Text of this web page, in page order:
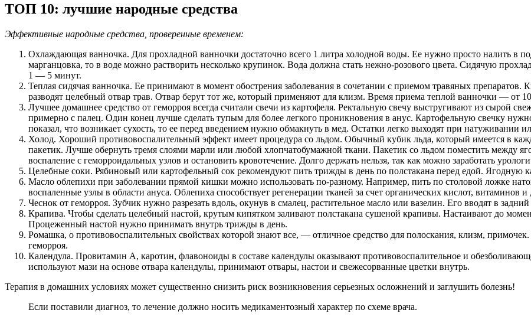
ТОП 10: лучшие народные средства
Эффективные народные средства, проверенные временем:
Охлаждающая ванночка. Для прохладной ванночки достаточно всего 1 литра холодной воды. Ее нужно просто налить в
марганцовка, то в воде можно растворить несколько крупинок. Вода должна стать нежно-розового цвета. Сидячую
1 — 5 минут.
Теплая сидячая ванночка. Ее принимают в момент обострения заболевания в сочетании с приемом травяных
разводят целебный отвар трав. Отвар берут тот же, который применяют для клизм. Время приема теплой ванночки — от
Лучшее домашнее средство от геморроя всегда считали свечи из картофеля. Ректальную свечу выстругивают из сырой
примерно с палец. Один конец лучше сделать тупым для более легкого проникновения в анус. Картофельную свечку
показал, что возникает сухость, то ее перед введением нужно обмакнуть в мед. Остатки легко выходят при натуживании
Холод. Хороший противовоспалительный эффект имеет процедура со льдом. Обычный кубик льда, который имеется в
пакетик. Лучше обернуть тремя слоями марли или любой хлопчатобумажной ткани. Пакетик со льдом поместить между
воспаление с геморроидальных узлов и остановить кровотечение. Долго держать нельзя, так как можно заработать
Целебные соки. Рябиновый или картофельный сок рекомендуют пить трижды в день по полстакана перед едой. Ягодную
Масло облепихи при заболевании прямой кишки можно использовать по-разному. Например, пить по столовой ложке
воспаленные узлы в области ануса. Облепиха способствует регенерации тканей за счет органических кислот, витаминов
Чеснок от геморроя. Зубчик нужно разрезать вдоль, окунув в смалец, растительное масло или вазелин. Его вводят в
Крапива. Чтобы сделать целебный настой, крутым кипятком заливают полстакана сушеной крапивы. Настаивают до
Процеженный настой нужно принимать внутрь трижды в день.
Ромашка, о противовоспалительных свойствах которой знают все, — отличное средство для полоскания, клизм,
геморроя.
Календула. Провитамин А, каротин, флавоноиды в составе календулы оказывают противовоспалительное и
используют мази на основе отвара календулы, принимают отвары, настои и свежесорванные цветки внутрь.
Терапия в домашних условиях может существенно снизить риск возникновения серьезных осложнений и заглушить болезнь!
Если поставили диагноз, то лечение должно носить медикаментозный характер по схеме врача.